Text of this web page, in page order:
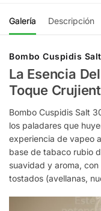
Galería Descripción
Bombo Cuspidis
La Esencia
Toque
Bombo Cuspidis Salt
los paladares que
experiencia de vapeo
base de tabaco rubio
suavidad y aroma,
tostados (avellanas,